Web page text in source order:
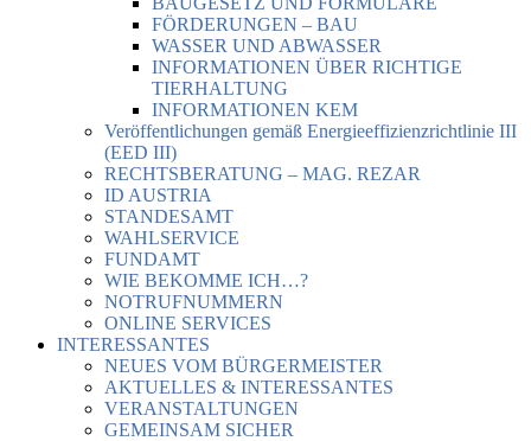
FÖRDERUNGEN – BAU
WASSER UND ABWASSER
INFORMATIONEN ÜBER RICHTIGE
TIERHALTUNG
INFORMATIONEN KEM
Veröffentlichungen gemäß Energieeffizienzrichtlinie III
(EED III)
RECHTSBERATUNG – MAG. REZAR
ID AUSTRIA
STANDESAMT
WAHLSERVICE
FUNDAMT
WIE BEKOMME ICH…?
NOTRUFNUMMERN
ONLINE SERVICES
INTERESSANTES
NEUES VOM BÜRGERMEISTER
AKTUELLES & INTERESSANTES
VERANSTALTUNGEN
GEMEINSAM SICHER